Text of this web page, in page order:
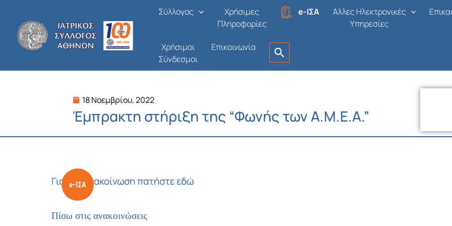
περιεχόμενο
Σύλλογος
Χρήσιμες
Πληροφορίες
e-ΙΣΑ
Άλλες Ηλεκτρονικές
Υπηρεσίες
Χρήσιμοι
Σύνδεσμοι
Επικοινωνία
18 Νοεμβρίου, 2022
Έμπρακτη στήριξη της “Φωνής των Α.Μ.Ε.Α.”
Για την ανακοίνωσηπατήστε εδώ
Πίσω στις ανακοινώσεις